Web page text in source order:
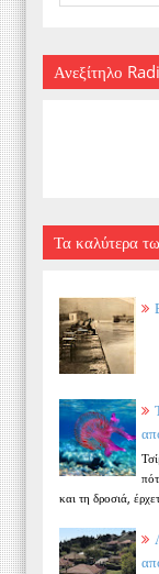
Ανεξίτηλο
Τα καλύτερα
και τη δροσιά,